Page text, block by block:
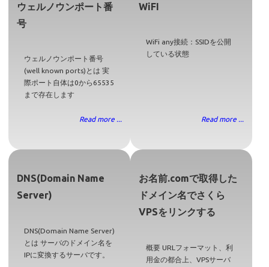
ウェルノウンポート番
号
ウェルノウンポート番号
(well known ports)とは 実
際ポート自体は0から65535
まで存在します
Read more ...
WiFI
WiFi any接続：SSIDを公開
している状態
Read more ...
DNS(Domain Name
Server)
DNS(Domain Name Server)
とは サーバのドメイン名を
IPに変換するサーバです。
お名前.comで取得した
ドメイン名でさくら
VPSをリンクする
概要 URLフォーマット、利
用金の都合上、VPSサーバ